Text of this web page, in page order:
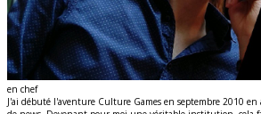
en chef
J'ai débuté l'aventure Culture Games en septembre 2010